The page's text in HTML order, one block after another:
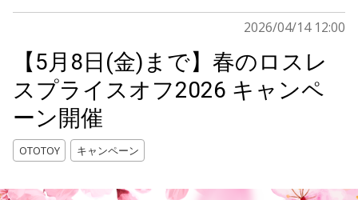
2026/04/14 12:00
【5月8日(金)まで】春のロスレ
スプライスオフ2026 キャンペ
ーン開催
OTOTOY キャンペーン